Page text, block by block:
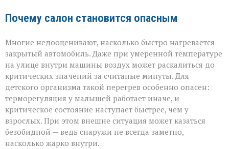
Почему салон становится опасным
Многие недооценивают, насколько быстро нагревается
закрытый автомобиль. Даже при умеренной температуре
на улице внутри машины воздух может раскалиться до
критических значений за считаные минуты. Для
детского организма такой перегрев особенно опасен:
терморегуляция у малышей работает иначе, и
критическое состояние наступает быстрее, чем у
взрослых. При этом внешне ситуация может казаться
безобидной — ведь снаружи не всегда заметно,
насколько жарко внутри.